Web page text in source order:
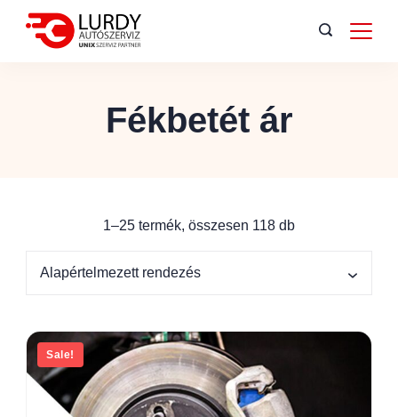
Fékbetét ár
1–25 termék, összesen 118 db
Sale!